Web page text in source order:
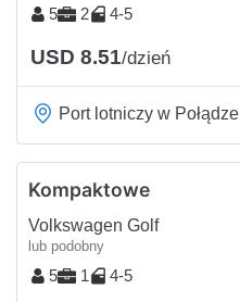
5 2 4-5
USD 8.51/dzień
Port lotniczy w Połądze
Kompaktowe
Volkswagen Golf
lub podobny
5 1 4-5